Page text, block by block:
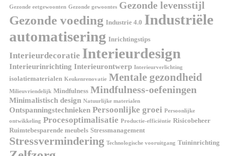
Gezonde eetgewoonten Gezonde gewoontes Gezonde levensstijl
Gezonde voeding Industrie 4.0 Industriële
automatisering Inrichtingstips
Interieurdecoratie Interieurdesign
Interieurinrichting Interieurontwerp Interieurverlichting
isolatiematerialen Keukenrenovatie Mentale gezondheid
Milieuvriendelijk Mindfulness Mindfulness-oefeningen
Minimalistisch design Natuurlijke materialen
Ontspanningstechnieken Persoonlijke groei Persoonlijke
ontwikkeling Procesoptimalisatie Productie-efficiëntie Risicobeheer
Ruimtebesparende meubels Stressmanagement
Stressvermindering Technologische vooruitgang Tuininrichting